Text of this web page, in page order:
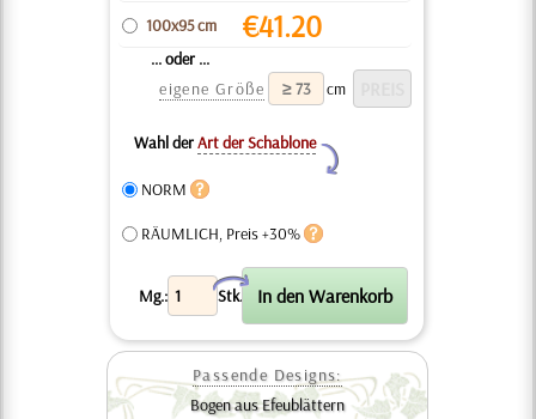
100x95 cm €41.20
... oder ...
eigene Größe
cm
Wahl derArt der Schablone
Y
NORM
RÄUMLICH, Preis +30%
Mg.: Stk.
X
Passende Designs:
Bogen aus Efeublättern